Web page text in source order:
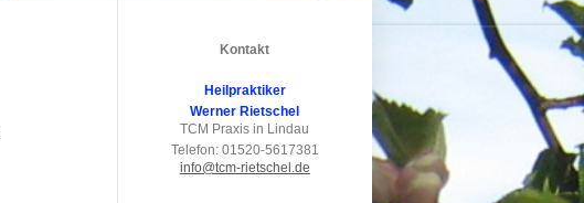
Kontakt
Heilpraktiker
Werner Rietschel
TCM Praxis in Lindau
Telefon: 01520-5617381
info@tcm-rietschel.de